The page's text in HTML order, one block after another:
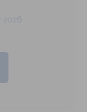
2026